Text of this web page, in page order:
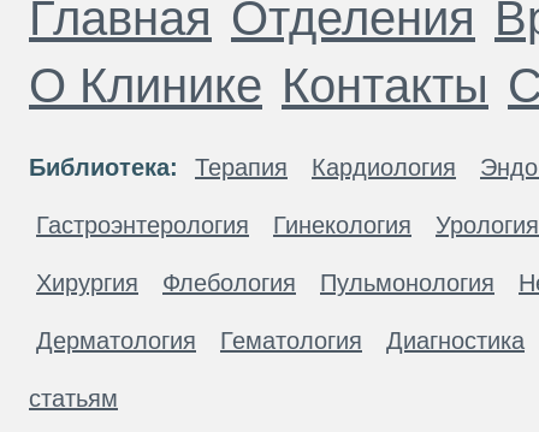
Главная Отделения
О Клинике Контакты
Библиотека: Терапия Кардиология
Гастроэнтерология Гинекология Урология
Хирургия Флебология Пульмонология
Дерматология Гематология Диагностика
статьям